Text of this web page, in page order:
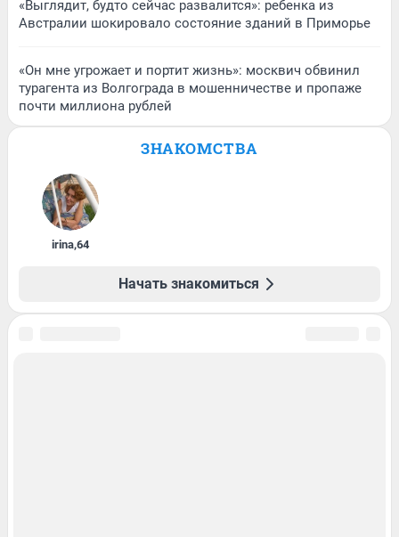
«Выглядит, будто сейчас развалится»: ребенка из
Австралии шокировало состояние зданий в Приморье
«Он мне угрожает и портит жизнь»: москвич обвинил
турагента из Волгограда в мошенничестве и пропаже
почти миллиона рублей
ЗНАКОМСТВА
irina,64
Начать знакомиться